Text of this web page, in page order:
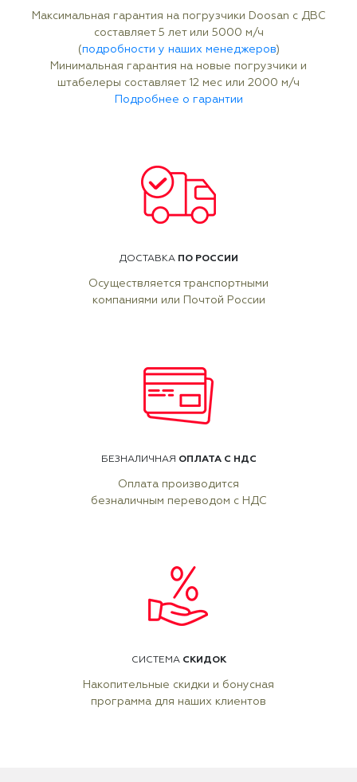
Максимальная гарантия на погрузчики Doosan с ДВС
составляет 5 лет или 5000 м/ч
(подробности у наших менеджеров)
Минимальная гарантия на новые погрузчики и
штабелеры составляет 12 мес или 2000 м/ч
Подробнее о гарантии
ДОСТАВКА ПО РОССИИ
Осуществляется транспортными
компаниями или Почтой России
БЕЗНАЛИЧНАЯ ОПЛАТА С НДС
Оплата производится
безналичным переводом с НДС
СИСТЕМА СКИДОК
Накопительные скидки и бонусная
программа для наших клиентов